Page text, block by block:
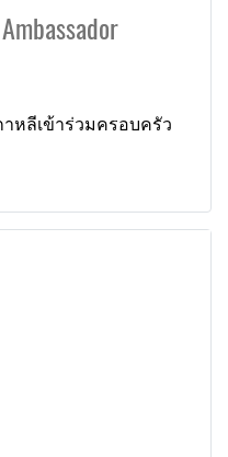
หลีเข้าร่วมครอบครัว